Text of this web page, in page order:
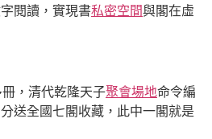
閱讀，實現書私密空間與閣在虛
，清代乾隆天子聚會場地命令編
送全國七閣收藏，此中一閣就是